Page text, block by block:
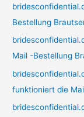
Bestellung
Mail -Bestellung
funktioniert die